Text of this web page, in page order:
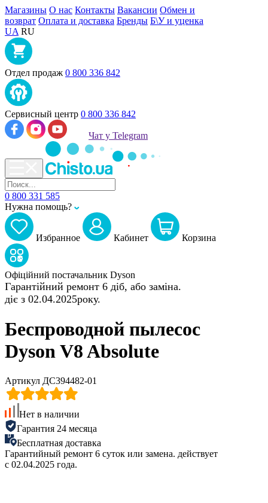
Магазины О нас Контакты Вакансии Обмен и
возврат Оплата и доставка Бренды Б\У и уценка
UA RU
Отдел продаж 0 800 336 842
Сервисный центр 0 800 336 842
Чат у Telegram
0 800 331 585
Нужна помощь?
Избранное Кабинет Корзина
Офіційний постачальник Dyson
Гарантійний ремонт 6 діб, або заміна.
діє з 02.04.2025року.
Беспроводной пылесос
Dyson V8 Absolute
Артикул ДС394482-01
Нет в наличии
Гарантия 24 месяца
Бесплатная доставка
Гарантийный ремонт 6 суток или замена. действует
с 02.04.2025 года.